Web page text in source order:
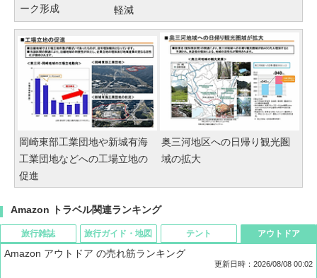
ーク形成
軽減
岡崎東部工業団地や新城有海
工業団地などへの工場立地の
促進
奥三河地区への日帰り観光圏
域の拡大
Amazon トラベル関連ランキング
旅行雑誌 旅行ガイド・地図 テント アウトドア
Amazon アウトドア の売れ筋ランキング
更新日時：2026/08/08 00:02